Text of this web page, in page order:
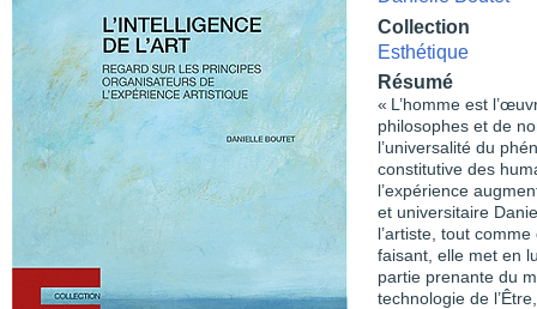
Collection
Esthétique
Résumé
« L’homme est
philosophes et de
l’univer­salité du
constitutive des
l’expérience
et universitaire
l’artiste, tout
faisant, elle met en
partie prenante du
technologie de